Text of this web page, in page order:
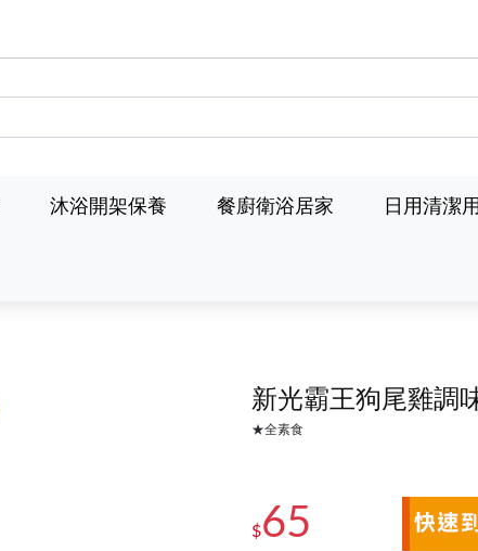
沐浴開架保養 餐廚衛浴居家 日用清潔
新光霸王狗尾雞調
★全素食
$65